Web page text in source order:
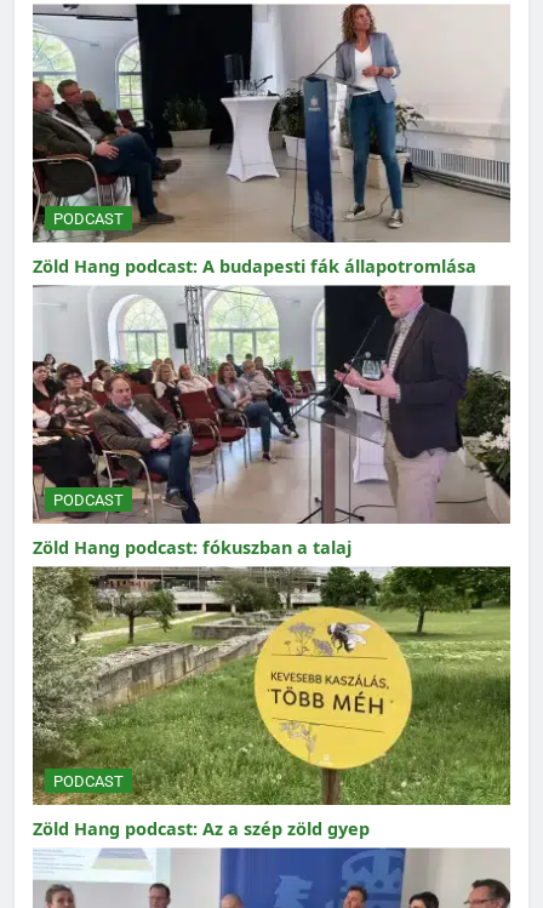
PODCAST
Zöld Hang podcast: A budapesti fák állapotromlása
PODCAST
Zöld Hang podcast: fókuszban a talaj
PODCAST
Zöld Hang podcast: Az a szép zöld gyep